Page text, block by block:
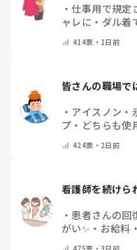
・ 仕事用で規定
ャレに ・ ダル着
その他(コメン
414票・ 1日前
皆さんの職場で
・ アイスノン ・
プ ・ どちらも使
424票・ 2日前
看護師を続けら
・ 患者さんの回
がい✨ ・ お給料